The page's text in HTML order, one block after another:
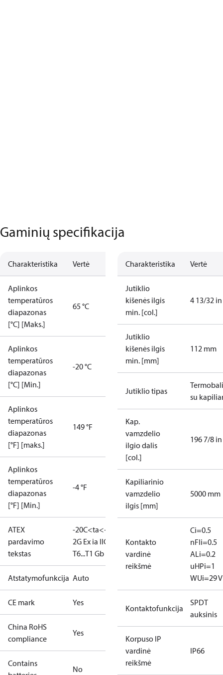
Gaminių specifikacija
Charakteristika Vertė
Aplinkos
temperatūros
diapazonas
[°C] [Maks.]
65 °C
Aplinkos
temperatūros
diapazonas
[°C] [Min.]
-20 °C
Aplinkos
temperatūros
diapazonas
[°F] [maks.]
149 °F
Aplinkos
temperatūros
diapazonas
[°F] [Min.]
-4 °F
ATEX
pardavimo
tekstas
-20C<ta<+65C
2G Ex ia IIC
T6...T1 Gb
Atstatymofunkcija Auto
CE mark Yes
China RoHS
compliance
Yes
Contains
No
Charakteristika Vertė
Jutiklio
kišenės ilgis
min. [col.]
4 13/32 in
Jutiklio
kišenės ilgis
min. [mm]
112 mm
Jutiklio tipas
su
Kap.
vamzdelio
ilgio dalis
[col.]
196 7/8 in
Kapiliarinio
vamzdelio
ilgis [mm]
5000 mm
Kontakto
vardinė
reikšmė
Ci=0.5
nFIi=0.5
ALi=0.2
uHPi=1
WUi=29 V
Kontaktofunkcija
SPDT
auksinis
Korpuso IP
vardinė
reikšmė
IP66